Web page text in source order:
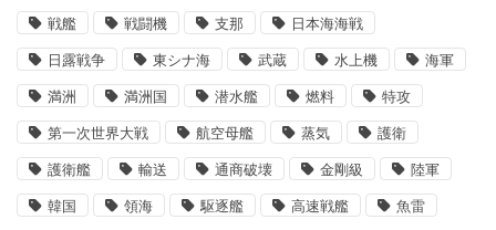
戦艦 戦闘機 支那 日本海海戦
日露戦争 東シナ海 武蔵 水上機 海軍
満洲 満洲国 潜水艦 燃料 特攻
第一次世界大戦 航空母艦 蒸気 護衛
護衛艦 輸送 通商破壊 金剛級 陸軍
韓国 領海 駆逐艦 高速戦艦 魚雷